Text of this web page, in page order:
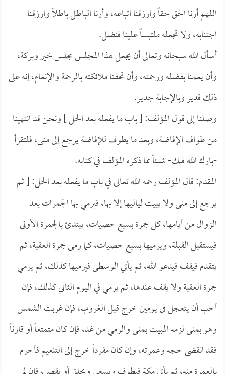
اللهم أرنا الحق حقاً وارزقنا اتباعه، وأرنا الباطل باطلاً وارزقنا
اجتنابه، ولا تجعله ملتبساً علينا فنضل.
أسأل الله سبحانه وتعالى أن يجعل هذا المجلس مجلس خير وبركة،
وأن يعمنا بفضله ورحمته، وأن تحفنا ملائكته بالرحمة والإنعام، إنه على
ذلك قدير وبالإجابة جدير.
وصلنا إلى قول المؤلف: [ باب ما يفعله بعد الحل ] ونحن قد انتهينا
من طواف الإفاضة، وبعد ما يطوف للإفاضة يرجع إلى منى، فلتقرأ
-بارك الله فيك- شيئاً مما ذكره المؤلف في كتابه.
المقدم: قال المؤلف رحمه الله تعالى في باب ما يفعله بعد الحل: [ ثم
يرجع إلى منى ولا يبيت لياليها إلا بها، فيرمي بها الجمرات بعد
الزوال من أيامها، كل جمرة بسبع حصيات، يبتدئ بالجمرة الأولى
فيستقبل القبلة، ويرميها بسبع حصيات، كما رمى جمرة العقبة، ثم
يتقدم فيقف فيدعو الله، ثم يأتي الوسطى فيرميها كذلك، ثم يرمي
جمرة العقبة ولا يقف عندها، ثم يرمي في اليوم الثاني كذلك، فإن
أحب أن يتعجل في يومين خرج قبل الغروب، فإن غربت الشمس
وهو بمنى لزمه المبيت بمنى والرمي من غد، فإن كان متمتعاً أو قارناً
فقد انقضى حجه وعمرته، وإن كان مفرداً خرج إلى التنعيم فأحرم